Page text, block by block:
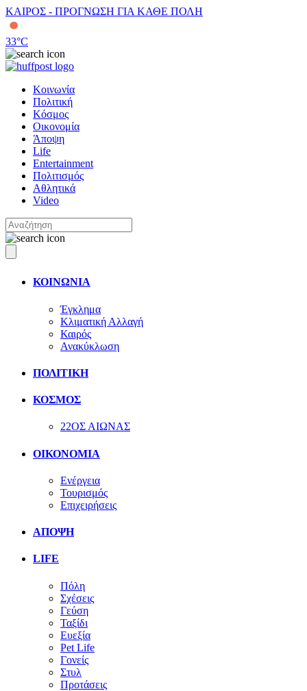
ΚΑΙΡΟΣ - ΠΡΟΓΝΩΣΗ ΓΙΑ ΚΑΘΕ ΠΟΛΗ
33°C
Κοινωνία
Πολιτική
Κόσμος
Οικονομία
Άποψη
Life
Entertainment
Πολιτισμός
Αθλητικά
Video
ΚΟΙΝΩΝΙΑ
Έγκλημα
Κλιματική Αλλαγή
Καιρός
Ανακύκλωση
ΠΟΛΙΤΙΚΗ
ΚΟΣΜΟΣ
22ΟΣ ΑΙΩΝΑΣ
ΟΙΚΟΝΟΜΙΑ
Ενέργεια
Τουρισμός
Επιχειρήσεις
ΑΠΟΨΗ
LIFE
Πόλη
Σχέσεις
Γεύση
Ταξίδι
Ευεξία
Pet Life
Γονείς
Στυλ
Προτάσεις